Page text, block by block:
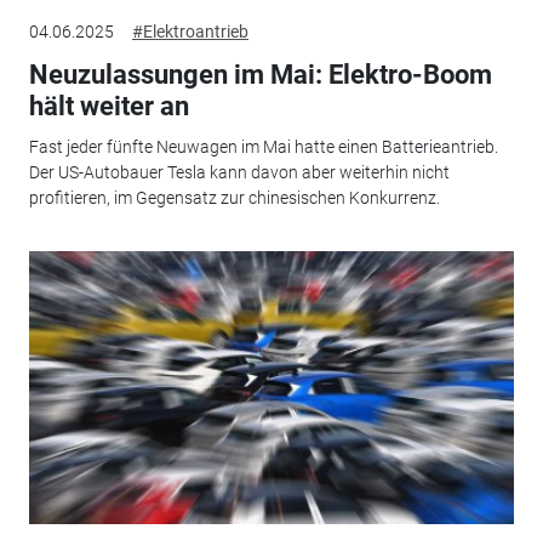
04.06.2025 #Elektroantrieb
Neuzulassungen im Mai: Elektro-Boom
hält weiter an
Fast jeder fünfte Neuwagen im Mai hatte einen Batterieantrieb.
Der US-Autobauer Tesla kann davon aber weiterhin nicht
profitieren, im Gegensatz zur chinesischen Konkurrenz.